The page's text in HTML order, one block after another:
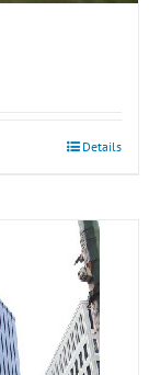
Details